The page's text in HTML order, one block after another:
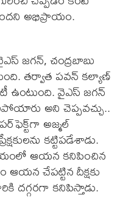
అభిప్రాయం.
జగన్‌, చంద్రబాబు
తర్వాత పవన్‌ కల్యాణ్‌
ఉంటుంది. వైఎస్‌ జగన్‌
అని చెప్పవచ్చు..
అజ్మల్‌
కట్టిపడేశాడు.
ఆయన కనిపించిన
చేపట్టిన దీక్షకు
దగ్గరగా కనిపిస్తాడు.